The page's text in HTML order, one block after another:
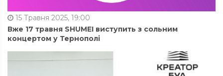
15 Травня 2025, 19:00
Вже 17 травня SHUMEI виступить з сольним
концертом у Тернополі